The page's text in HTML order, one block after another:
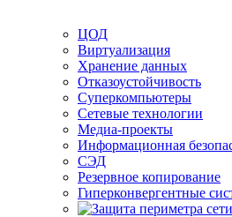
ЦОД
Виртуализация
Хранение данных
Отказоустойчивость
Суперкомпьютеры
Сетевые технологии
Медиа-проекты
Информационная
СЭД
Резервное копирование
Гиперконвергентные